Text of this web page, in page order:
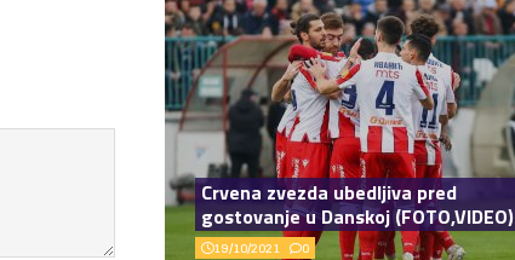
Crvena zvezda ubedljiva pred
gostovanje u Danskoj (FOTO,VIDEO)
19/10/2021 0